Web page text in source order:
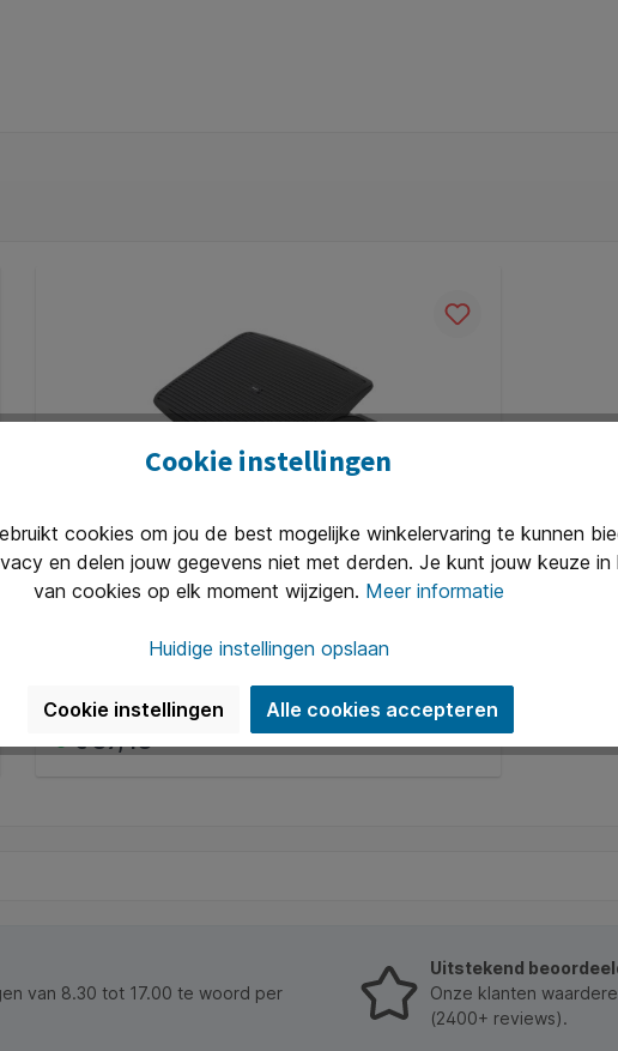
*Producteigenschappen; * Het ergonomisch
op hun plek blijven. * Van het eenvoudig te reinigen
die hun voeten graag verder uit elkaar plaatsen. * De niet-
prestatiegerichte ontwerp combineert functionaliteit met een
Voetensteun Quantore luxe verstelbaar
comfort en een ergonomisch verantwoorde
zithouding tijdens het werken. Deze verstelbare
voetensteun is traploos kantelbaar tot 20 graden,
zodat je eenvoudig de ideale stand instelt voor jouw
houding. Gemaakt van stevig, slagvast polystyreen
en uitgevoerd in stijlvol zwart, past hij moeiteloos
Art. Nr.: Q1398754
€ 37,48*
van 8.30 tot 17.00 te woord per
Uitstekend
Onze klanten
(2400+ reviews).
Cookie instellingen
cookies om jou de best mogelijke winkelervaring te kunnen
en delen jouw gegevens niet met derden. Je kunt jouw keuze in
van cookies op elk moment wijzigen. Meer informatie
Huidige instellingen opslaan
Cookie instellingen Alle cookies accepteren